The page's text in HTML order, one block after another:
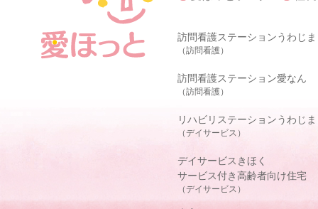
訪問看護ステーションうわじま
（訪問看護）
訪問看護ステーション愛なん
（訪問看護）
リハビリステーションうわじま
（デイサービス）
デイサービスきほく
サービス付き高齢者向け住宅
（デイサービス）